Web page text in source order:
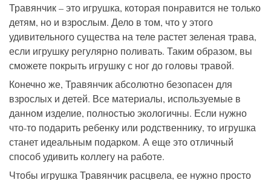
Травянчик – это игрушка, которая понравится не только
детям, но и взрослым. Дело в том, что у этого
удивительного существа на теле растет зеленая трава,
если игрушку регулярно поливать. Таким образом, вы
сможете покрыть игрушку с ног до головы травой.
Конечно же, Травянчик абсолютно безопасен для
взрослых и детей. Все материалы, используемые в
данном изделие, полностью экологичны. Если нужно
что-то подарить ребенку или родственнику, то игрушка
станет идеальным подарком. А еще это отличный
способ удивить коллегу на работе.
Чтобы игрушка Травянчик расцвела, ее нужно просто